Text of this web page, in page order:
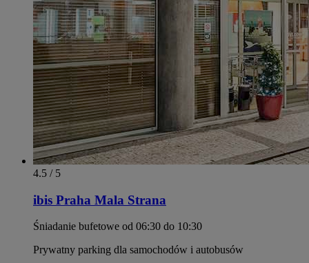
4.5 / 5
ibis Praha Mala Strana
Śniadanie bufetowe od 06:30 do 10:30
Prywatny parking dla samochodów i autobusów